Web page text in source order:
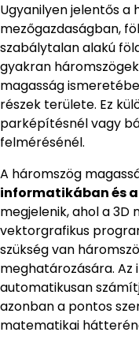
Ugyanilyen jelentős a
mezőgazdaságban,
szabálytalan alakú
gyakran
magasság
részek területe. Ez
parképítésnél vagy
felmérésénél.
A háromszög
informatikában és
megjelenik, ahol a 3D
vektorgrafikus
szükség van
meghatározására.
automatikusan
azonban a pontos
matematikai